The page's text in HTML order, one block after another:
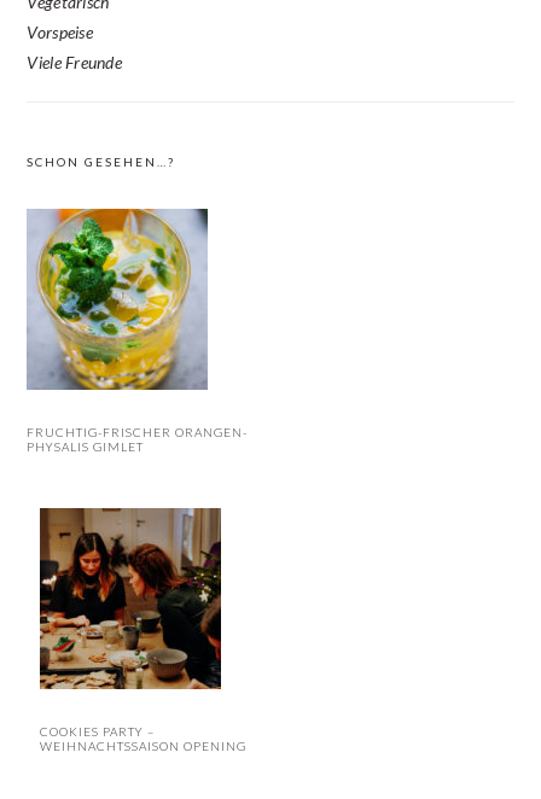
Vorspeise
Viele Freunde
SCHON GESEHEN…?
FRUCHTIG-FRISCHER ORANGEN-
PHYSALIS GIMLET
COOKIES PARTY –
WEIHNACHTSSAISON OPENING